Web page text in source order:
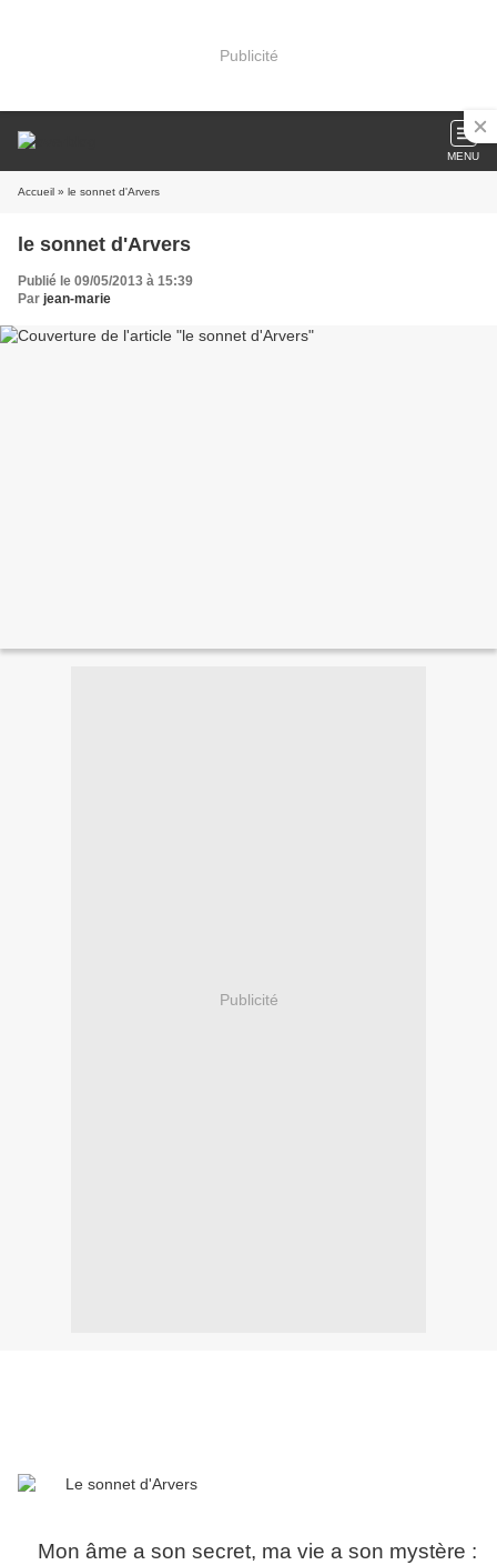
Publicité
MENU
Accueil » le sonnet d'Arvers
le sonnet d'Arvers
Publié le 09/05/2013 à 15:39
Par jean-marie
Publicité
Mon âme a son secret, ma vie a son mystère :